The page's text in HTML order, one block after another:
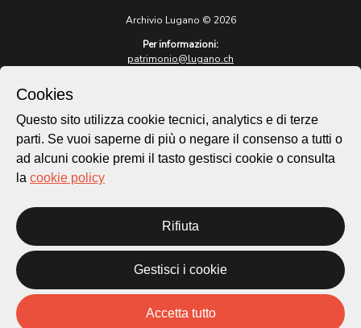
Archivio Lugano © 2026
Per informazioni:
patrimonio@lugano.ch
lugano.ch
Cookie policy
Homepage
Temi
Mappa
Novità
Progetti
Cookies
Questo sito utilizza cookie tecnici, analytics e di terze
parti. Se vuoi saperne di più o negare il consenso a tutti o
ad alcuni cookie premi il tasto gestisci cookie o consulta
la cookie policy
Rifiuta
Gestisci i cookie
Accetta tutto